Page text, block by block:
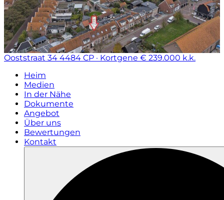
Ooststraat 34 4484 CP · Kortgene € 239.000 k.k.
Heim
Medien
In der Nähe
Dokumente
Angebot
Über uns
Bewertungen
Kontakt